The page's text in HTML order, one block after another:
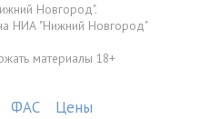
Новгород".
НИА "Нижний Новгород"
материалы 18+
ФАС Цены